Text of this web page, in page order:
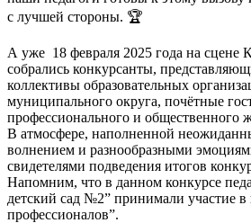
с лучшей стороны. 🏆
А уже 18 февраля 2025 года на сцене
собрались конкурсанты,
коллективы образовательных
муниципального округа, почётные
профессионального и общественного
В атмосфере, наполненной
волнением и разнообразными
свидетелями подведения итогов
Напомним, что в данном конкурсе
детский сад №2” принимали участие
профессионалов”.